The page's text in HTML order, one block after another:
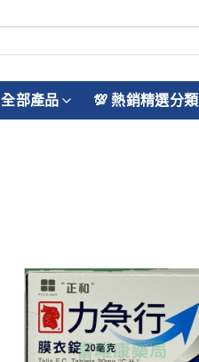
全部產品 💯 熱銷精選分類